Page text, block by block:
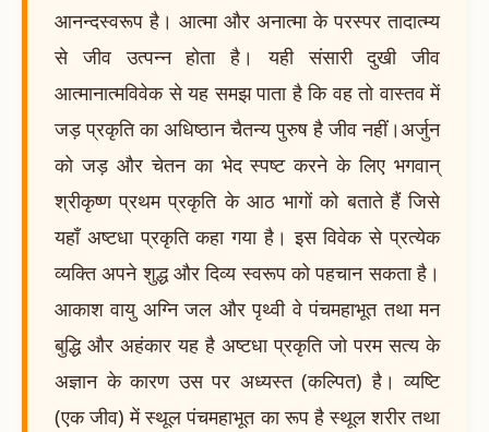
आनन्दस्वरूप है। आत्मा और अनात्मा के परस्पर तादात्म्य
से जीव उत्पन्न होता है। यही संसारी दुखी जीव
आत्मानात्मविवेक से यह समझ पाता है कि वह तो वास्तव में
जड़ प्रकृति का अधिष्ठान चैतन्य पुरुष है जीव नहीं।अर्जुन
को जड़ और चेतन का भेद स्पष्ट करने के लिए भगवान्
श्रीकृष्ण प्रथम प्रकृति के आठ भागों को बताते हैं जिसे
यहाँ अष्टधा प्रकृति कहा गया है। इस विवेक से प्रत्येक
व्यक्ति अपने शुद्ध और दिव्य स्वरूप को पहचान सकता है।
आकाश वायु अग्नि जल और पृथ्वी वे पंचमहाभूत तथा मन
बुद्धि और अहंकार यह है अष्टधा प्रकृति जो परम सत्य के
अज्ञान के कारण उस पर अध्यस्त (कल्पित) है। व्यष्टि
(एक जीव) में स्थूल पंचमहाभूत का रूप है स्थूल शरीर तथा